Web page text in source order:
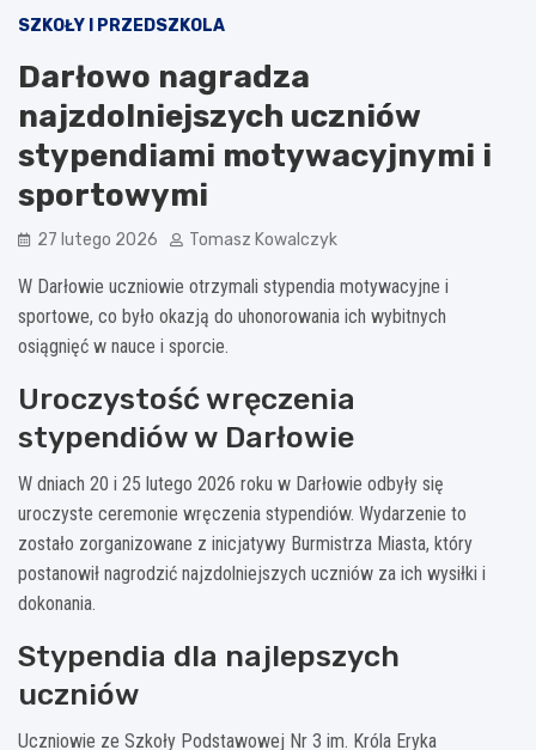
SZKOŁY I PRZEDSZKOLA
Darłowo nagradza
najzdolniejszych uczniów
stypendiami motywacyjnymi i
sportowymi
27 lutego 2026 Tomasz Kowalczyk
W Darłowie uczniowie otrzymali stypendia motywacyjne i
sportowe, co było okazją do uhonorowania ich wybitnych
osiągnięć w nauce i sporcie.
Uroczystość wręczenia
stypendiów w Darłowie
W dniach 20 i 25 lutego 2026 roku w Darłowie odbyły się
uroczyste ceremonie wręczenia stypendiów. Wydarzenie to
zostało zorganizowane z inicjatywy Burmistrza Miasta, który
postanowił nagrodzić najzdolniejszych uczniów za ich wysiłki i
dokonania.
Stypendia dla najlepszych
uczniów
Uczniowie ze Szkoły Podstawowej Nr 3 im. Króla Eryka